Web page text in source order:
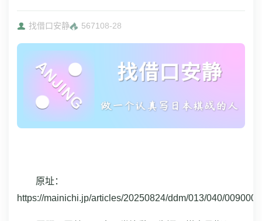
找借口安静 567108-28
原址：
https://mainichi.jp/articles/20250824/ddm/013/040/009000c